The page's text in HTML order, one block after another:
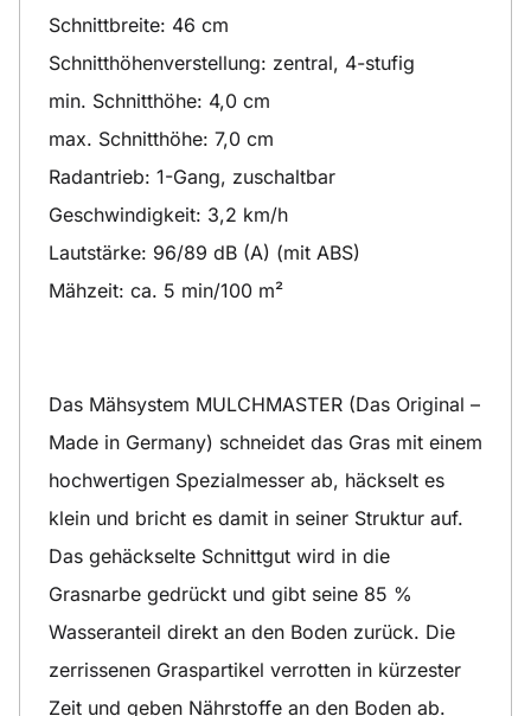
Schnittbreite: 46 cm
Schnitthöhenverstellung: zentral, 4-stufig
min. Schnitthöhe: 4,0 cm
max. Schnitthöhe: 7,0 cm
Radantrieb: 1-Gang, zuschaltbar
Geschwindigkeit: 3,2 km/h
Lautstärke: 96/89 dB (A) (mit ABS)
Mähzeit: ca. 5 min/100 m²
Das Mähsystem MULCHMASTER (Das Original –
Made in Germany) schneidet das Gras mit einem
hochwertigen Spezialmesser ab, häckselt es
klein und bricht es damit in seiner Struktur auf.
Das gehäckselte Schnittgut wird in die
Grasnarbe gedrückt und gibt seine 85 %
Wasseranteil direkt an den Boden zurück. Die
zerrissenen Graspartikel verrotten in kürzester
Zeit und geben Nährstoffe an den Boden ab.